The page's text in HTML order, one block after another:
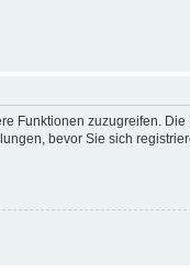
Funktionen zuzugreifen. Die
bevor Sie sich